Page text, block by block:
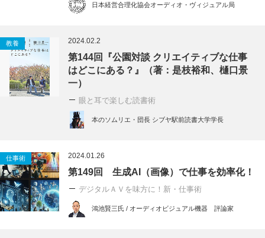
日本経営合理化協会オーディオ・ヴィジュアル局
教養 2024.02.2
第144回『公園対談 クリエイティブな仕事
はどこにある？』（著：是枝裕和、樋口景
一）
眼と耳で楽しむ読書術
本のソムリエ・団長 シブヤ駅前読書大学学長
仕事術 2024.01.26
第149回 生成AI（画像）で仕事を効率化！
デジタルＡＶを味方に！新・仕事術
鴻池賢三氏 / オーディオビジュアル機器 評論家